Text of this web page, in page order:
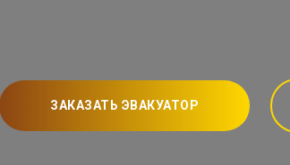
ЗАКАЗАТЬ ЭВАКУАТОР